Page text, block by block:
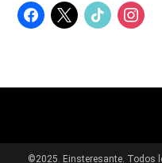
facebook
x tiktok
©2025. Einsteresante. Todos